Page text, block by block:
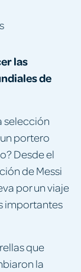
las
de
selección
portero
Desde el
de Messi
por un viaje
importantes
que
la